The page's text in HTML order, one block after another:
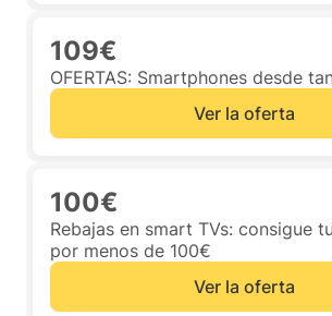
109€
OFERTAS: Smartphones desde
Ver la oferta
100€
Rebajas en smart TVs: consigue
por menos de 100€
Ver la oferta